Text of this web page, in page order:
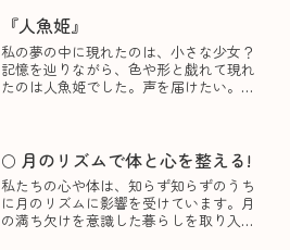
『人魚姫』
私の夢の中に現れたのは、小さな少女？
記憶を辿りながら、色や形と戯れて現れ
たのは人魚姫でした。声を届けたい。想
も人間界に来たのでしょう...
🌕 月のリズムで体と心を整える!
私たちの心や体は、知らず知らずのうち
に月のリズムに影響を受けています。月
の満ち欠けを意識した暮らしを取り入れ